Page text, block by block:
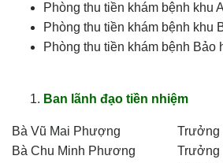
Phòng thu tiền khám bệnh khu A
Phòng thu tiền khám bệnh khu
Phòng thu tiền khám bệnh Bảo
Ban lãnh đạo tiền nhiệm
Bà Vũ Mai Phượng
Trưởng
Bà Chu Minh Phương
Trưởng